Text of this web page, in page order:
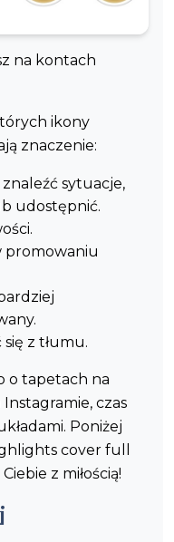
na kontach
ikony
znaczenie:
znaleźć sytuacje,
udostępnić.
promowaniu
z tłumu.
o tapetach na
czas
Poniżej
cover full
z miłością!